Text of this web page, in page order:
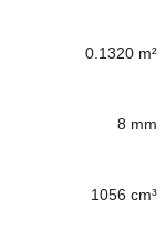
0.1320 m²
8 mm
1056 cm³